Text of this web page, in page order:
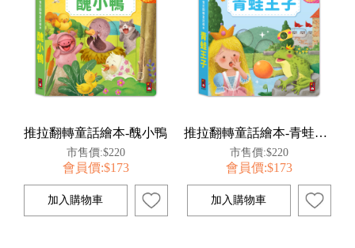
推拉翻轉童話繪本-醜小鴨
市售價:$220
會員價:$173
推拉翻轉童話繪本-青蛙王子
市售價:$220
會員價:$173